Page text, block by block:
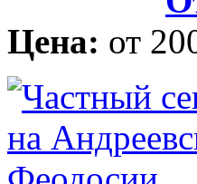
Цена: от